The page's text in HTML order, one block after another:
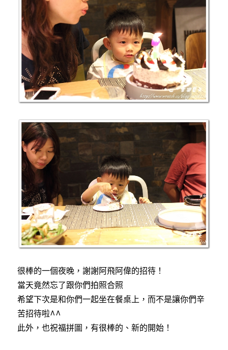
很棒的一個夜晚，謝謝阿飛阿偉的招待！
當天竟然忘了跟你們拍照合照
希望下次是和你們一起坐在餐桌上，而不是讓你們辛
苦招待啦^^
此外，也祝福拼圖，有很棒的、新的開始！